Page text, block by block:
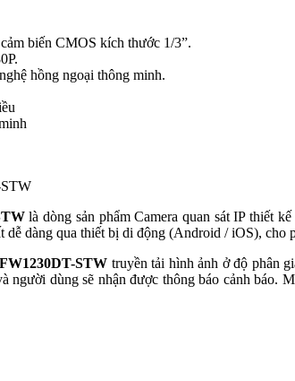
biến CMOS kích thước 1/3”.
hồng ngoại thông minh.
là dòng sản phẩm Camera quan sát IP thiết
dễ dàng qua thiết bị di động (Android / iOS), cho
STW truyền tải hình ảnh ở độ phân
người dùng sẽ nhận được thông báo cảnh